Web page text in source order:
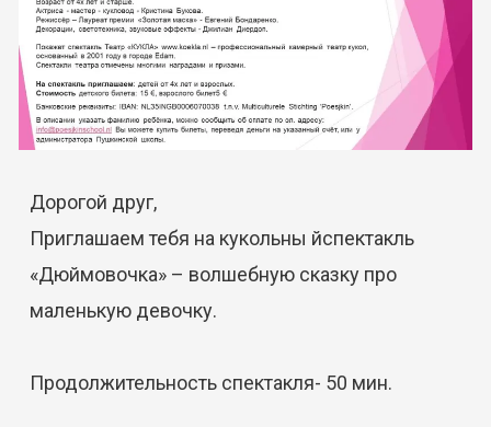
Дорогой друг,
Приглашаем тебя на кукольны йспектакль
«Дюймовочка» – волшебную сказку про
маленькую девочку.
Продолжительность спектакля- 50 мин.